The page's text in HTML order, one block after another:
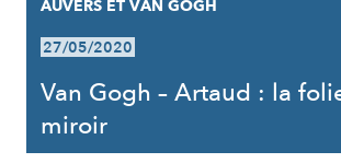
AUVERS ET VAN GOGH
27/05/2020
Van Gogh – Artaud : la
miroir